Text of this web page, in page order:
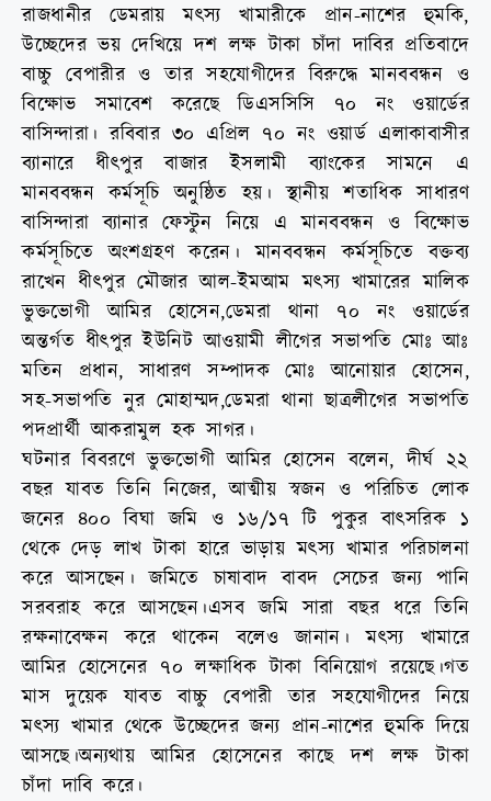
রাজধানীর ডেমরায় মৎস্য খামারীকে প্রান-নাশের হুমকি,
উচ্ছেদের ভয় দেখিয়ে দশ লক্ষ টাকা চাঁদা দাবির প্রতিবাদে
বাচ্চু বেপারীর ও তার সহযোগীদের বিরুদ্ধে মানববন্ধন ও
বিক্ষোভ সমাবেশ করেছে ডিএসসিসি ৭০ নং ওয়ার্ডের
বাসিন্দারা। রবিবার ৩০ এপ্রিল ৭০ নং ওয়ার্ড এলাকাবাসীর
ব্যানারে ধীৎপুর বাজার ইসলামী ব্যাংকের সামনে এ
মানববন্ধন কর্মসূচি অনুষ্ঠিত হয়। স্থানীয় শতাধিক সাধারণ
বাসিন্দারা ব্যানার ফেস্টুন নিয়ে এ মানববন্ধন ও বিক্ষোভ
কর্মসূচিতে অংশগ্রহণ করেন। মানববন্ধন কর্মসূচিতে বক্তব্য
রাখেন ধীৎপুর মৌজার আল-ইমআম মৎস্য খামারের মালিক
ভুক্তভোগী আমির হোসেন,ডেমরা থানা ৭০ নং ওয়ার্ডের
অন্তর্গত ধীৎপুর ইউনিট আওয়ামী লীগের সভাপতি মোঃ আঃ
মতিন প্রধান, সাধারণ সম্পাদক মোঃ আনোয়ার হোসেন,
সহ-সভাপতি নুর মোহাম্মদ,ডেমরা থানা ছাত্রলীগের সভাপতি
পদপ্রার্থী আকরামুল হক সাগর।
ঘটনার বিবরণে ভুক্তভোগী আমির হোসেন বলেন, দীর্ঘ ২২
বছর যাবত তিনি নিজের, আত্মীয় স্বজন ও পরিচিত লোক
জনের ৪০০ বিঘা জমি ও ১৬/১৭ টি পুকুর বাৎসরিক ১
থেকে দেড় লাখ টাকা হারে ভাড়ায় মৎস্য খামার পরিচালনা
করে আসছেন। জমিতে চাষাবাদ বাবদ সেচের জন্য পানি
সরবরাহ করে আসছেন।এসব জমি সারা বছর ধরে তিনি
রক্ষনাবেক্ষন করে থাকেন বলেও জানান। মৎস্য খামারে
আমির হোসেনের ৭০ লক্ষাধিক টাকা বিনিয়োগ রয়েছে।গত
মাস দুয়েক যাবত বাচ্চু বেপারী তার সহযোগীদের নিয়ে
মৎস্য খামার থেকে উচ্ছেদের জন্য প্রান-নাশের হুমকি দিয়ে
আসছে।অন্যথায় আমির হোসেনের কাছে দশ লক্ষ টাকা
চাঁদা দাবি করে।